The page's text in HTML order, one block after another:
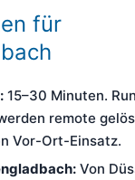
für
15–30 Minuten.
remote
Vor-Ort-Einsatz.
Von